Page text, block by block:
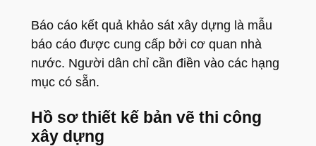
Báo cáo kết quả khảo sát xây dựng là mẫu
báo cáo được cung cấp bởi cơ quan nhà
nước. Người dân chỉ cần điền vào các hạng
mục có sẵn.
Hồ sơ thiết kế bản vẽ thi công
xây dựng